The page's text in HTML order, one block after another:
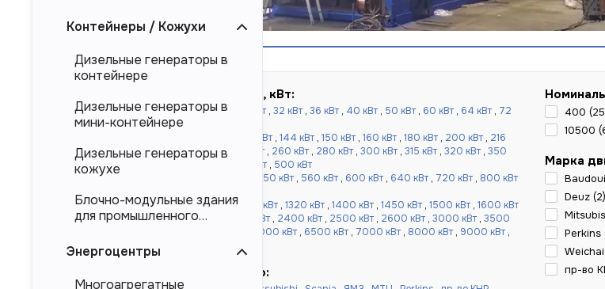
Быстрый подбор по мощности, кВт:
до 100 кВт:16 кВт,20 кВт,24 кВт 30 кВт , 32 кВт , 36 кВт , 40 кВт , 50 кВт , 60 кВт , 64 кВт , 72
кВт,80 кВт,90 кВт,100 кВт
130 кВт , 144 кВт , 150 кВт , 160 кВт , 180 кВт , 200 кВт , 216
кВт,220 кВт,240 кВт,250 кВт , 256 кВт , 260 кВт , 280 кВт , 300 кВт , 315 кВт , 320 кВт , 350
кВт,360 кВт 480 кВт , 500 кВт
от 520 до 1000 кВт:
550 кВт , 560 кВт , 600 кВт , 640 кВт , 720 кВт , 800 кВт
более 1000 кВт:1100 кВт, 1120 кВт,1200 кВт , 1320 кВт , 1400 кВт , 1450 кВт , 1500 кВт , 1600 кВт
,1640 кВт,1800 кВт,2000 кВт 2200 кВт , 2400 кВт , 2500 кВт , 2600 кВт , 3000 кВт , 3500
6000 кВт , 6500 кВт , 7000 кВт , 8000 кВт , 9000 кВт ,
10000 кВт
Быстрый подбор по двигателю:
400 (
10500 (
Марка
Deuz (2)
Perkins
пр-во
Контейнеры / Кожухи
Дизельные генераторы в
контейнере
Дизельные генераторы в
мини-контейнере
Дизельные генераторы в
кожухе
Блочно-модульные здания
для промышленного
оборудования (БМЗ)
Энергоцентры
Многоагрегатные